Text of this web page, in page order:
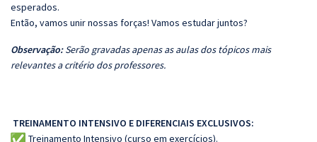
esperados.
Então, vamos unir nossas forças! Vamos estudar juntos?
Observação:Serão gravadas apenas as aulas dos tópicos mais
relevantes a critério dos professores.
TREINAMENTO INTENSIVO E DIFERENCIAIS EXCLUSIVOS:
Treinamento Intensivo (curso em exercícios).